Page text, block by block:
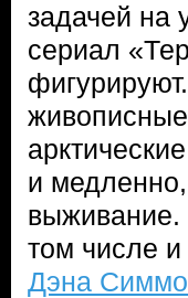
задачей на
сериал
и
выживание.
том числе и
Дэна